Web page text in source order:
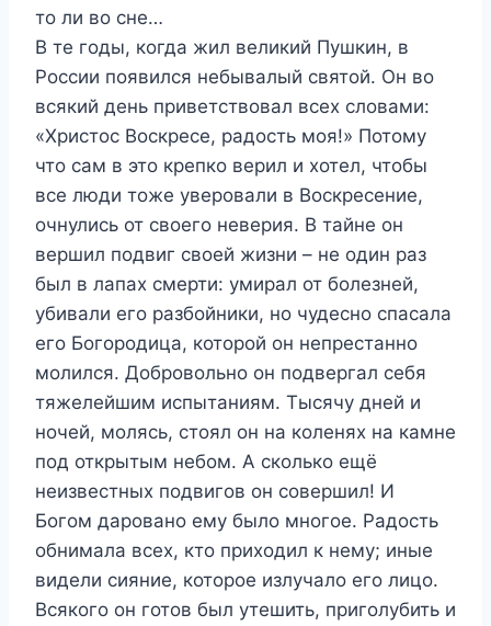
то ли во сне…
В те годы, когда жил великий Пушкин, в
России появился небывалый святой. Он во
всякий день приветствовал всех словами:
«Христос Воскресе, радость моя!» Потому
что сам в это крепко верил и хотел, чтобы
все люди тоже уверовали в Воскресение,
очнулись от своего неверия. В тайне он
вершил подвиг своей жизни – не один раз
был в лапах смерти: умирал от болезней,
убивали его разбойники, но чудесно спасала
его Богородица, которой он непрестанно
молился. Добровольно он подвергал себя
тяжелейшим испытаниям. Тысячу дней и
ночей, молясь, стоял он на коленях на камне
под открытым небом. А сколько ещё
неизвестных подвигов он совершил! И
Богом даровано ему было многое. Радость
обнимала всех, кто приходил к нему; иные
видели сияние, которое излучало его лицо.
Всякого он готов был утешить, приголубить и